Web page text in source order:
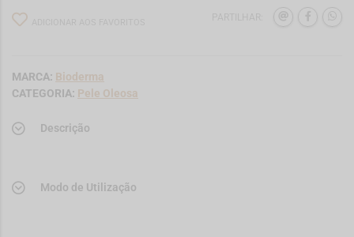
MARCA: Bioderma
CATEGORIA: Pele Oleosa
Descrição
Modo de Utilização